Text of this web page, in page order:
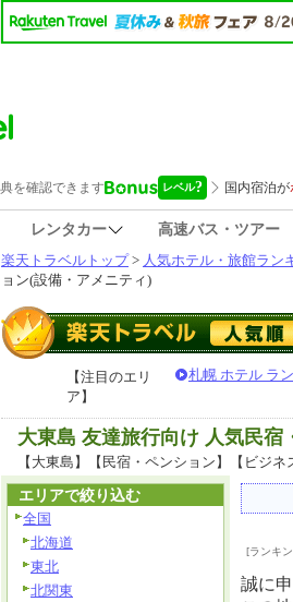
レンタカー 高速バス・ツアー
楽天トラベルトップ> 人気ホテル・旅館ラン
ョン(設備・アメニティ)
【注目のエリ
ア】
札幌 ホテル ラ
大東島 友達旅行向け 人気民宿
【大東島】【民宿・ペンション】【ビジ
[ランキ
誠に
エリアで絞り込む
全国
北海道
東北
北関東